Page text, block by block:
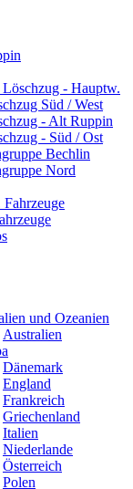
Löschzug - Hauptw.
Süd / West
- Alt Ruppin
- Süd / Ost
Bechlin
Nord
Fahrzeuge
und Ozeanien
Australien
Dänemark
England
Frankreich
Griechenland
Italien
Niederlande
Österreich
Polen